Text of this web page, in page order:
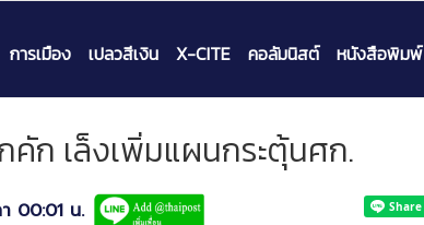
การเมือง เปลวสีเงิน X-CITE คอลัมนิสต์ หนังสือพิมพ์
คัก เล็งเพิ่มแผนกระตุ้นศก.
00:01 น.